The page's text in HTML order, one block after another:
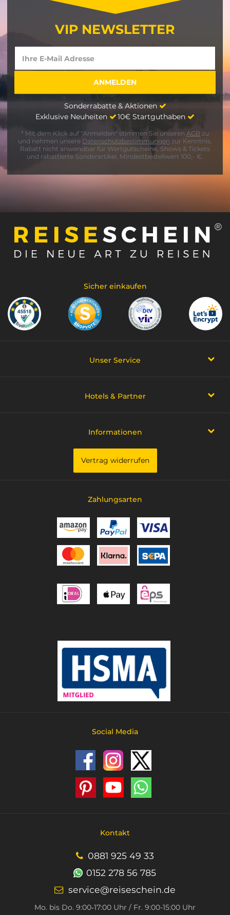
VIP NEWSLETTER
Sonderrabatte & Aktionen
Exklusive Neuheiten
10€ Startguthaben
* Mit dem Klick auf "Anmelden" stimmen Sie unseren AGB zu
und nehmen unsere Datenschutzbestimmungen zur Kenntnis.
Rabatt nicht anwendbar für Wertgutscheine, Shows & Tickets
und rabattierte Sonderartikel. Mindestbestellwert 100,- €.
Sicher einkaufen
Unser Service
Hotels & Partner
Informationen
Vertrag widerrufen
Zahlungsarten
Social Media
Kontakt
0881 925 49 33
0152 278 56 785
service@reiseschein.de
Mo. bis Do. 9:00‑17:00 Uhr / Fr. 9:00-15:00 Uhr